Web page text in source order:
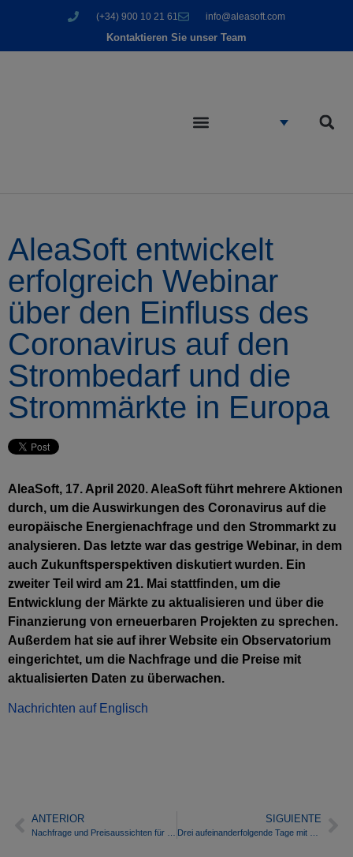
(+34) 900 10 21 61 info@aleasoft.com
Kontaktieren Sie unser Team
AleaSoft entwickelt
erfolgreich Webinar
über den Einfluss des
Coronavirus auf den
Strombedarf und die
Strommärkte in Europa
AleaSoft, 17. April 2020. AleaSoft führt mehrere Aktionen
durch, um die Auswirkungen des Coronavirus auf die
europäische Energienachfrage und den Strommarkt zu
analysieren. Das letzte war das gestrige Webinar, in dem
auch Zukunftsperspektiven diskutiert wurden. Ein
zweiter Teil wird am 21. Mai stattfinden, um die
Entwicklung der Märkte zu aktualisieren und über die
Finanzierung von erneuerbaren Projekten zu sprechen.
Außerdem hat sie auf ihrer Website ein Observatorium
eingerichtet, um die Nachfrage und die Preise mit
aktualisierten Daten zu überwachen.
Nachrichten auf Englisch
ANTERIOR SIGUIENTE